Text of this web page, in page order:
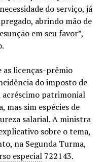
do serviço, já
abrindo mão de
em seu favor”,
as licenças-prêmio
do imposto de
patrimonial
mas sim espécies de
salarial. A ministra
sobre o tema,
na Segunda Turma,
especial722143.